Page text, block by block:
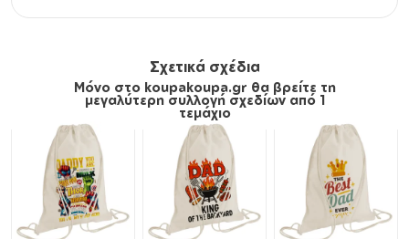
Σχετικά σχέδια
Μόνο στο koupakoupa.gr θα βρείτε τη
μεγαλύτερη συλλογή σχεδίων από 1
τεμάχιο